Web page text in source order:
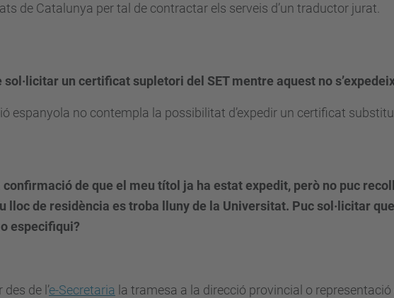
de Catalunya per tal de contractar els serveis d’un traductor jurat.
sol·licitar un certificat supletori del SET mentre aquest no
espanyola no contempla la possibilitat d’expedir un certificat
confirmació de que el meu títol ja ha estat expedit, però no puc
lloc de residència es troba lluny de la Universitat. Puc sol·licitar
especifiqui?
de l’e-Secretaria la tramesa a la direcció provincial o